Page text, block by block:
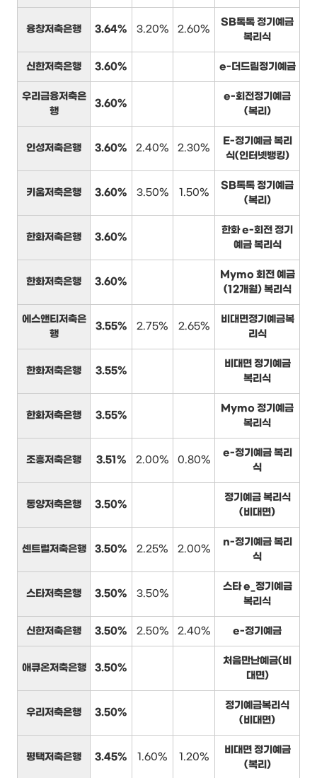
융창저축은행 3.64% 3.20% 2.60%
SB톡톡 정기예금
복리식
신한저축은행 3.60% e-더드림정기예금
우리금융저축은
행
3.60%
e-회전정기예금
(복리)
인성저축은행 3.60% 2.40% 2.30%
E-정기예금 복리
식(인터넷뱅킹)
키움저축은행 3.60% 3.50% 1.50%
SB톡톡 정기예금
(복리)
한화저축은행 3.60%
한화 e-회전 정기
예금 복리식
한화저축은행 3.60%
Mymo 회전 예금
(12개월) 복리식
에스앤티저축은
행
3.55% 2.75% 2.65%
비대면정기예금복
리식
한화저축은행 3.55%
비대면 정기예금
복리식
한화저축은행 3.55%
Mymo 정기예금
복리식
조흥저축은행 3.51% 2.00% 0.80%
e-정기예금 복리
식
동양저축은행 3.50%
정기예금 복리식
(비대면)
센트럴저축은행 3.50% 2.25% 2.00%
n-정기예금 복리
식
스타저축은행 3.50% 3.50%
스타 e_정기예금
복리식
신한저축은행 3.50% 2.50% 2.40% e-정기예금
애큐온저축은행 3.50%
처음만난예금(비
대면)
우리저축은행 3.50%
정기예금복리식
(비대면)
평택저축은행 3.45% 1.60% 1.20%
비대면 정기예금
(복리)